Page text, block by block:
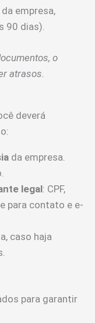
da empresa,
90 dias).
o
atrasos.
deverá
da empresa.
legal: CPF,
para contato e e-
caso haja
para garantir